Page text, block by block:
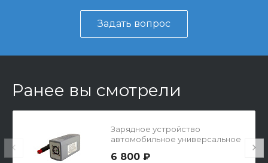
Задать вопрос
Ранее вы смотрели
Зарядное устройство
автомобильное универсальное
6 800 ₽